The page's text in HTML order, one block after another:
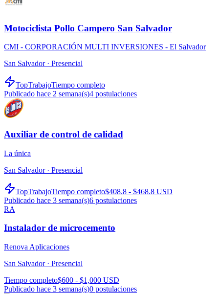
Motociclista Pollo Campero San Salvador
CMI - CORPORACIÓN MULTI INVERSIONES - El Salvador
San Salvador · Presencial
TopTrabajoTiempo completo
Publicado hace 2 semana(s)4 postulaciones
Auxiliar de control de calidad
La única
San Salvador · Presencial
TopTrabajoTiempo completo$408.8 - $468.8 USD
Publicado hace 3 semana(s)6 postulaciones
RA
Instalador de microcemento
Renova Aplicaciones
San Salvador · Presencial
Tiempo completo$600 - $1,000 USD
Publicado hace 3 semana(s)0 postulaciones